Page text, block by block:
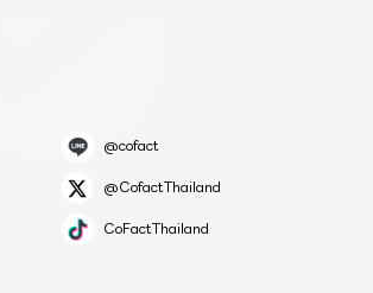
@cofact
@CofactThailand
CoFactThailand